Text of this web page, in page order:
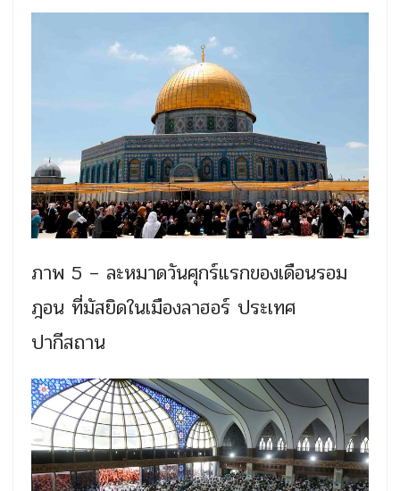
ภาพ 5 – ละหมาดวันศุกร์แรกของเดือนรอม
ฎอน ที่มัสยิดในเมืองลาฮอร์ ประเทศ
ปากีสถาน